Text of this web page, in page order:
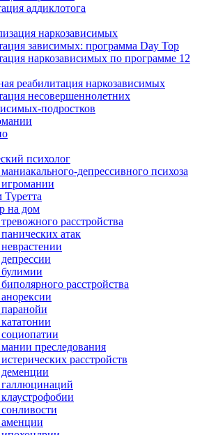
аддиклотога
наркозависимых
зависимых: программа Day Top
наркозависимых по программе 12
реабилитация наркозависимых
несовершеннолетних
подростков
психолог
депрессивного психоза
на дом
расстройства
атак
расстройства
преследования
расстройств